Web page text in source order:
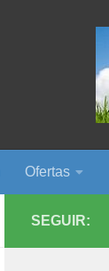
Ofertas
SEGUIR: